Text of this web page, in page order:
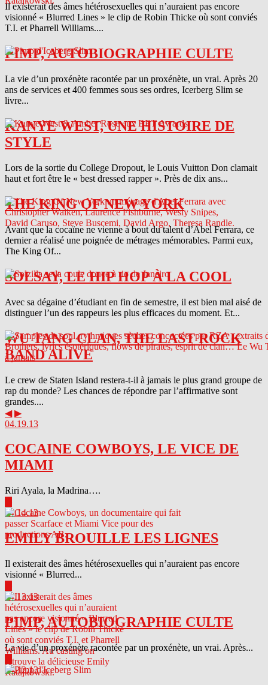
Il existerait des âmes hétérosexuelles qui n’auraient pas encore
visionné « Blurred Lines » le clip de Robin Thicke où sont conviés
T.I. et Pharrell Williams....
PIMP, AUTOBIOGRAPHIE CULTE
La vie d’un proxénète racontée par un proxénète, un vrai. Après 20
ans de services et 400 femmes sous ses ordres, Icerberg Slim se
livre...
KANYE WEST, UNE HISTOIRE DE
STYLE
Lors de la sortie du College Dropout, le Louis Vuitton Don clamait
haut et fort être le « best dressed rapper ». Près de dix ans...
THE KING OF NEW YORK
Avant que la cocaïne ne vienne à bout du talent d’Abel Ferrara, ce
dernier a réalisé une poignée de métrages mémorables. Parmi eux,
The King Of...
SOLSAY, LE HIP HOP À LA COOL
Avec sa dégaine d’étudiant en fin de semestre, il est bien mal aisé de
distinguer l’un des rappeurs les plus efficaces du moment. Et...
WU TANG CLAN, THE LAST ROCK
BAND ALIVE
Le crew de Staten Island restera-t-il à jamais le plus grand groupe de
rap du monde? Les chances de répondre par l’affirmative sont
grandes....
◀ ▶
04.19.13
COCAINE COWBOYS, LE VICE DE
MIAMI
Riri Ayala, la Madrina….
04.14.13
EMILY BROUILLE LES LIGNES
Il existerait des âmes hétérosexuelles qui n’auraient pas encore
visionné « Blurred...
04.13.13
PIMP, AUTOBIOGRAPHIE CULTE
La vie d’un proxénète racontée par un proxénète, un vrai. Après...
04.12.13